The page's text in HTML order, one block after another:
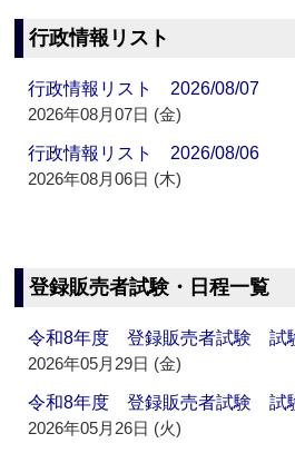
行政情報リスト
行政情報リスト 2026/08/07
2026年08月07日 (金)
行政情報リスト 2026/08/06
2026年08月06日 (木)
登録販売者試験・日程一覧
令和8年度 登録販売者試験 試
2026年05月29日 (金)
令和8年度 登録販売者試験 試
2026年05月26日 (火)